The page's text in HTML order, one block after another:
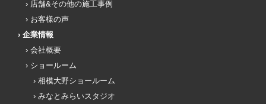
店舗&その他の施工事例
お客様の声
企業情報
会社概要
ショールーム
相模大野ショールーム
みなとみらいスタジオ